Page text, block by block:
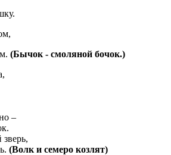
(Бычок - смоляной бочок.)
–
(Волк и семеро козлят)